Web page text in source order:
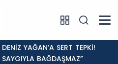
SAYGIYLA BAĞDAŞMAZ”